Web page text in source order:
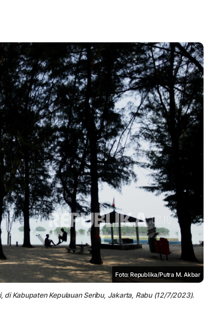
Foto: Republika/Putra M. Akbar
di Kabupaten Kepulauan Seribu, Jakarta, Rabu (12/7/2023).